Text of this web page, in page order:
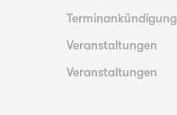
Terminankündigung
Veranstaltungen
Veranstaltungen